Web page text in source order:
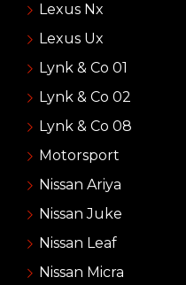
Lexus Nx
Lexus Ux
Lynk & Co 01
Lynk & Co 02
Lynk & Co 08
Motorsport
Nissan Ariya
Nissan Juke
Nissan Leaf
Nissan Micra